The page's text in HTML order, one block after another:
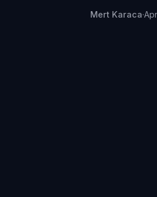
Mert Karaca·